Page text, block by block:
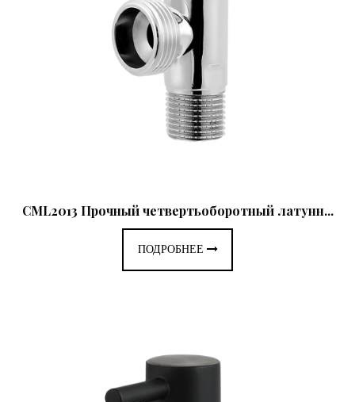
CML2013 Прочный четвертьоборотный латунн...
ПОДРОБНЕЕ